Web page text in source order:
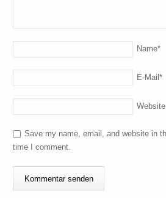
Name*
E-Mail*
Website
Save my name, email, and website in
time I comment.